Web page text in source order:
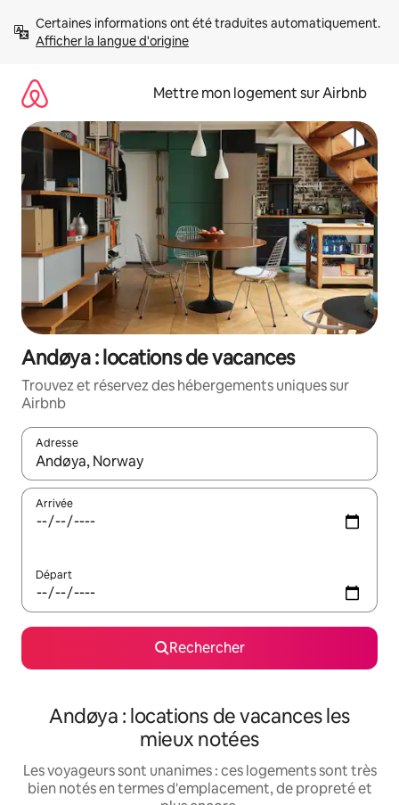
directement
Afficher la langue d'origine
Mettre mon logement sur Airbnb
Andøya : locations de vacances
Trouvez et réservez des hébergements uniques sur
Airbnb
Adresse
Lorsque les résultats s'affichent, utilisez les flèches vers le
Arrivée
Départ
Rechercher
Andøya : locations de vacances les
mieux notées
Les voyageurs sont unanimes : ces logements sont très
bien notés en termes d'emplacement, de propreté et